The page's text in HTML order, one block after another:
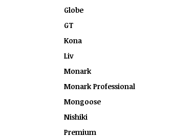
Globe
GT
Kona
Liv
Monark
Monark Professional
Mongoose
Nishiki
Premium